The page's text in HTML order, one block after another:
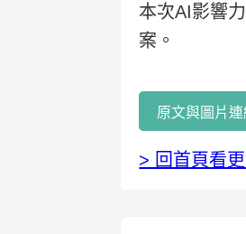
本次AI影響
案。
原文與圖片連
> 回首頁看